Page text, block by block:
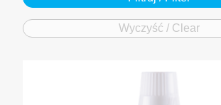
Wyczyść / Clear